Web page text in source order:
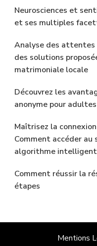
Neurosciences et
et ses multiples
Analyse des
des solutions
matrimoniale locale
Découvrez les
anonyme pour adultes
Maîtrisez la
Comment accéder
algorithme intelligent
Comment réussir la
étapes
Mentions